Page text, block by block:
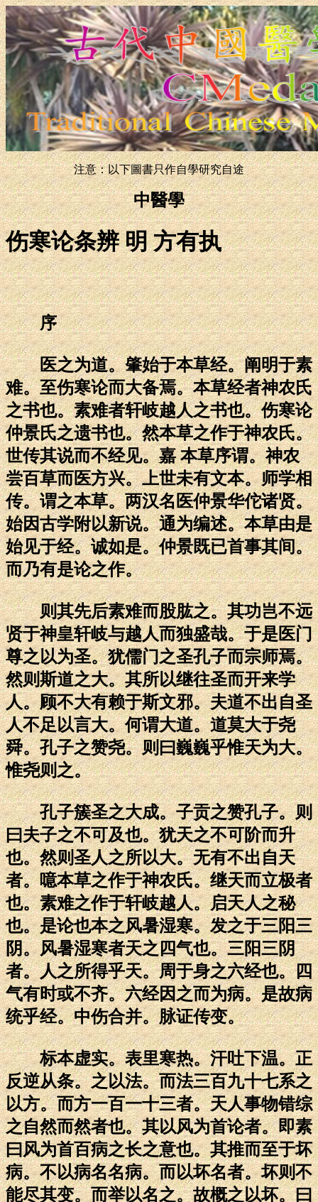
注意：以下圖書只作自學研究自途
中醫學
伤寒论条辨 明 方有执
序
医之为道。肇始于本草经。阐明于素
难。至伤寒论而大备焉。本草经者神农氏
之书也。素难者轩岐越人之书也。伤寒论
仲景氏之遗书也。然本草之作于神农氏。
世传其说而不经见。嘉 本草序谓。神农
尝百草而医方兴。上世未有文本。师学相
传。谓之本草。两汉名医仲景华佗诸贤。
始因古学附以新说。通为编述。本草由是
始见于经。诚如是。仲景既已首事其间。
而乃有是论之作。
则其先后素难而股肱之。其功岂不远
贤于神皇轩岐与越人而独盛哉。于是医门
尊之以为圣。犹儒门之圣孔子而宗师焉。
然则斯道之大。其所以继往圣而开来学
人。顾不大有赖于斯文邪。夫道不出自圣
人不足以言大。何谓大道。道莫大于尧
舜。孔子之赞尧。则曰巍巍乎惟天为大。
惟尧则之。
孔子簇圣之大成。子贡之赞孔子。则
曰夫子之不可及也。犹天之不可阶而升
也。然则圣人之所以大。无有不出自天
者。噫本草之作于神农氏。继天而立极者
也。素难之作于轩岐越人。启天人之秘
也。是论也本之风暑湿寒。发之于三阳三
阴。风暑湿寒者天之四气也。三阳三阴
者。人之所得乎天。周于身之六经也。四
气有时或不齐。六经因之而为病。是故病
统乎经。中伤合并。脉证传变。
标本虚实。表里寒热。汗吐下温。正
反逆从条。之以法。而法三百九十七系之
以方。而方一百一十三者。天人事物错综
之自然而然者也。其以风为首论者。即素
曰风为首百病之长之意也。其推而至于坏
病。不以病名名病。而以坏名者。坏则不
能尽其变。而举以名之。故概之以坏。曰